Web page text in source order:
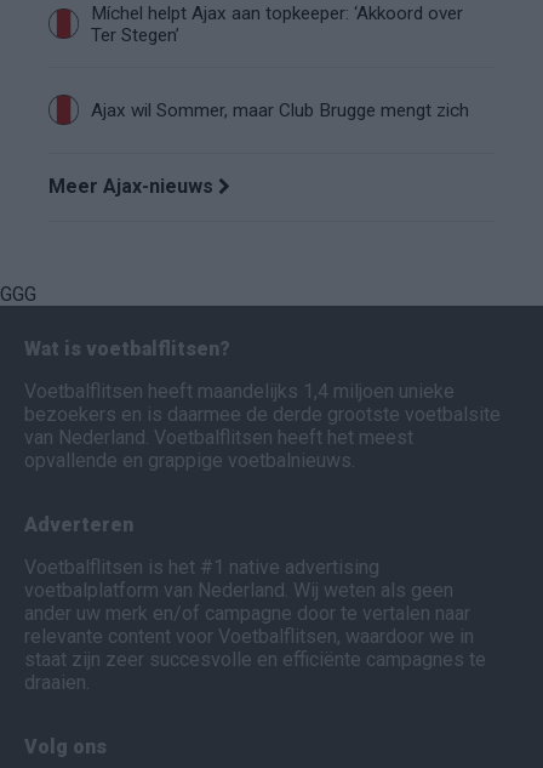
Míchel helpt Ajax aan topkeeper: ‘Akkoord over
Ter Stegen’
Ajax wil Sommer, maar Club Brugge mengt zich
Meer Ajax-nieuws
GGG
Wat is voetbalflitsen?
Voetbalflitsen heeft maandelijks 1,4 miljoen unieke
bezoekers en is daarmee de derde grootste voetbalsite
van Nederland. Voetbalflitsen heeft het meest
opvallende en grappige voetbalnieuws.
Adverteren
Voetbalflitsen is het #1 native advertising
voetbalplatform van Nederland. Wij weten als geen
ander uw merk en/of campagne door te vertalen naar
relevante content voor Voetbalflitsen, waardoor we in
staat zijn zeer succesvolle en efficiënte campagnes te
draaien.
Volg ons